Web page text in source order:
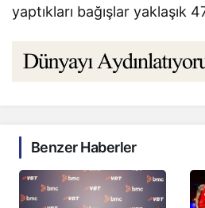
yaptıkları bağışlar yaklaşık
Benzer Haberler